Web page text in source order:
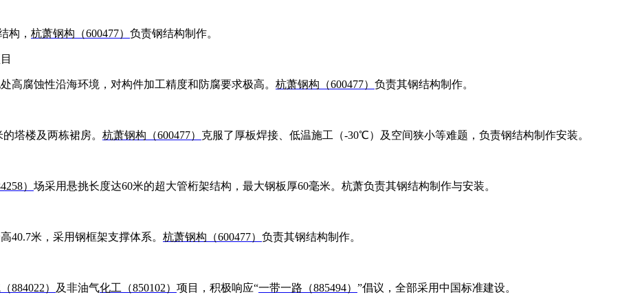
构， 杭萧钢构（600477） 负责钢结构制作。
高腐蚀性沿海环境，对构件加工精度和防腐要求极高。 杭萧钢构（600477） 负责其钢结构制作。
塔楼及两栋裙房。 杭萧钢构（600477） 克服了厚板焊接、低温施工（-30℃）及空间狭小等难题，负责钢结构制作安装。
） 场采用悬挑长度达60米的超大管桁架结构，最大钢板厚60毫米。杭萧负责其钢结构制作与安装。
40.7米，采用钢框架支撑体系。 杭萧钢构（600477） 负责其钢结构制作。
884022） 及非油气化工（850102） 项目，积极响应“一带一路（885494） ”倡议，全部采用中国标准建设。